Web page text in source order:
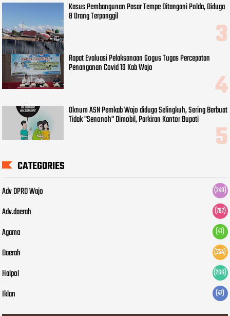
Kasus Pembangunan Pasar Tempe Ditangani Polda, Diduga
8 Orang Terpanggil
Rapat Evaluasi Pelaksanaan Gogus Tugas Percepatan
Penanganan Covid 19 Kab Wajo
Oknum ASN Pemkab Wajo diduga Selingkuh, Sering Berbuat
Tidak "Senonoh" Dimobil, Parkiran Kantor Bupati
CATEGORIES
Adv DPRD Wajo (248)
Adv.daerah (797)
Agama (41)
Daerah (254)
Halpol (266)
Iklan (47)